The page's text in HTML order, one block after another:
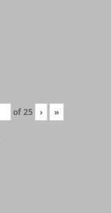
of25 › »